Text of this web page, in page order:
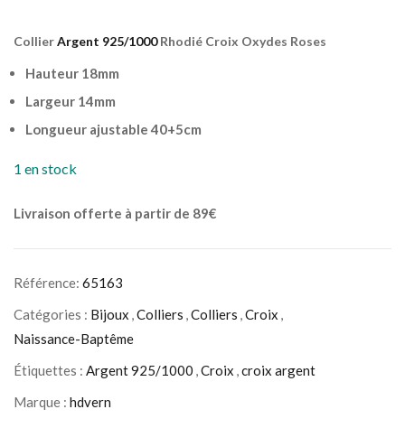
CollierArgent 925/1000Rhodié Croix Oxydes Roses
Hauteur 18mm
Largeur 14mm
Longueur ajustable 40+5cm
1 en stock
Livraison offerte à partir de 89€
Référence: 65163
Catégories : Bijoux ,Colliers ,Colliers ,Croix ,
Naissance-Baptême
Étiquettes : Argent 925/1000 ,Croix ,croix argent
Marque : hdvern